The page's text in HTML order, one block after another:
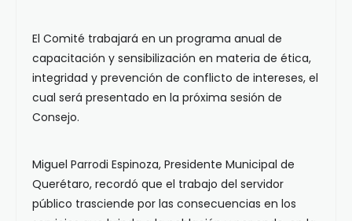
El Comité trabajará en un programa anual de
capacitación y sensibilización en materia de ética,
integridad y prevención de conflicto de intereses, el
cual será presentado en la próxima sesión de
Consejo.
Miguel Parrodi Espinoza, Presidente Municipal de
Querétaro, recordó que el trabajo del servidor
público trasciende por las consecuencias en los